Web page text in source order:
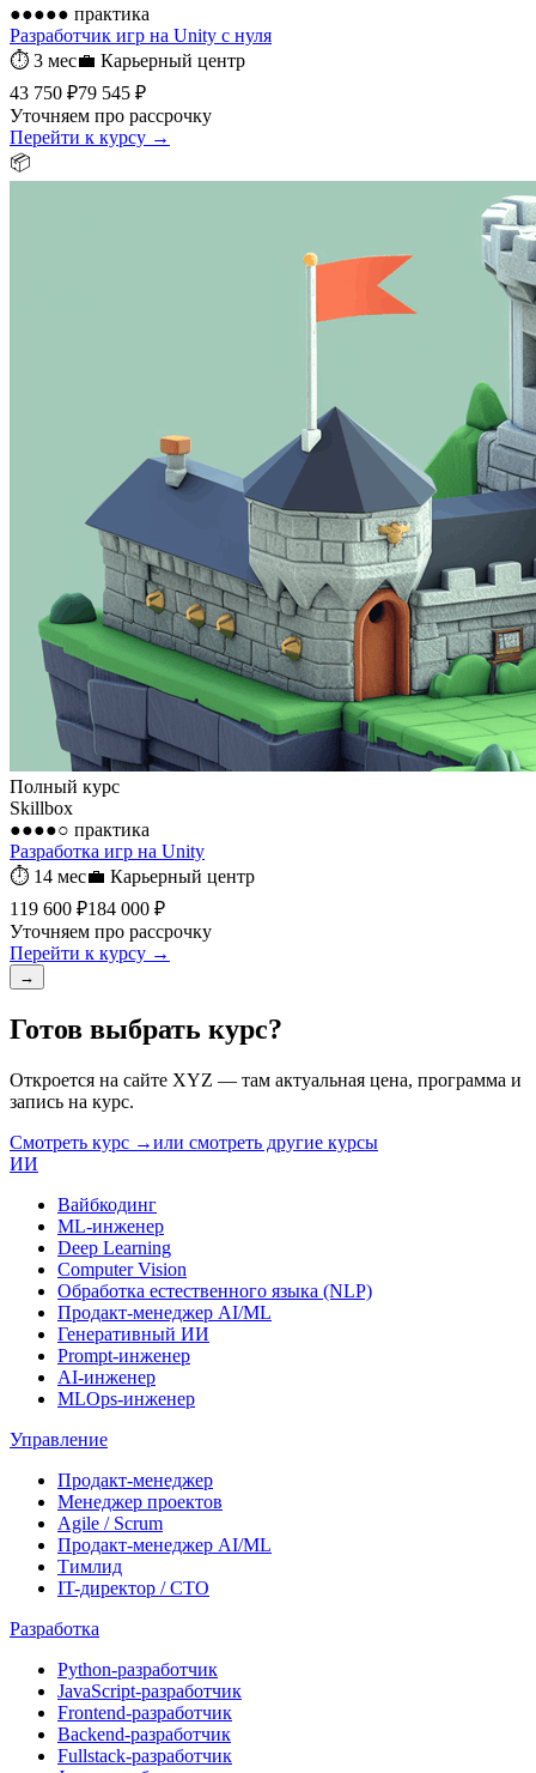
●●●●● практика
Разработчик игр на Unity с нуля
⏱ 3 мес💼 Карьерный центр
43 750 ₽79 545 ₽
Уточняем про рассрочку
Перейти к курсу →
📦
Полный курс
Skillbox
●●●●○ практика
Разработка игр на Unity
⏱ 14 мес💼 Карьерный центр
119 600 ₽184 000 ₽
Уточняем про рассрочку
Перейти к курсу →
→
Готов выбрать курс?
Откроется на сайте XYZ — там актуальная цена, программа и
запись на курс.
Смотреть курс →или смотреть другие курсы
ИИ
Вайбкодинг
ML-инженер
Deep Learning
Computer Vision
Обработка естественного языка (NLP)
Продакт-менеджер AI/ML
Генеративный ИИ
Prompt-инженер
AI-инженер
MLOps-инженер
Управление
Продакт-менеджер
Менеджер проектов
Agile / Scrum
Продакт-менеджер AI/ML
Тимлид
IT-директор / CTO
Разработка
Python-разработчик
JavaScript-разработчик
Frontend-разработчик
Backend-разработчик
Fullstack-разработчик